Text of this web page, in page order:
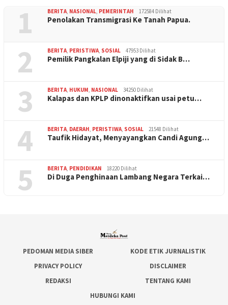
1 BERITA, NASIONAL, PEMERINTAH 172584 Dilihat
Penolakan Transmigrasi Ke Tanah Papua.
2 BERITA, PERISTIWA, SOSIAL 47953 Dilihat
Pemilik Pangkalan Elpiji yang di Sidak B…
3 BERITA, HUKUM, NASIONAL 34250 Dilihat
Kalapas dan KPLP dinonaktifkan usai petu…
4 BERITA, DAERAH, PERISTIWA, SOSIAL 21548 Dilihat
Taufik Hidayat, Menyayangkan Candi Agung…
5 BERITA, PENDIDIKAN 18220 Dilihat
Di Duga Penghinaan Lambang Negara Terkai…
PEDOMAN MEDIA SIBER
KODE ETIK JURNALISTIK
PRIVACY POLICY
DISCLAIMER
REDAKSI
TENTANG KAMI
HUBUNGI KAMI